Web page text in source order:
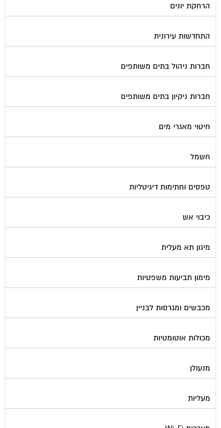
הרחקת יונים
התחדשות עירונית
חברות ניהול בתים משותפים
חברות ניקיון בתים משותפים
חיטוי מאגרי מים
חשמל
טפסים וחתימות דיגיטליות
כיבוי אש
מיגון תא מעלית
מימון תביעות משפטיות
מכבשים ומגרסות לבניין
מכולות אוטומטיות
מנעולן
מעליות